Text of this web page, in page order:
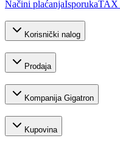
Načini plaćanjaIsporukaTAX
Korisnički nalog
Prodaja
Kompanija Gigatron
Kupovina